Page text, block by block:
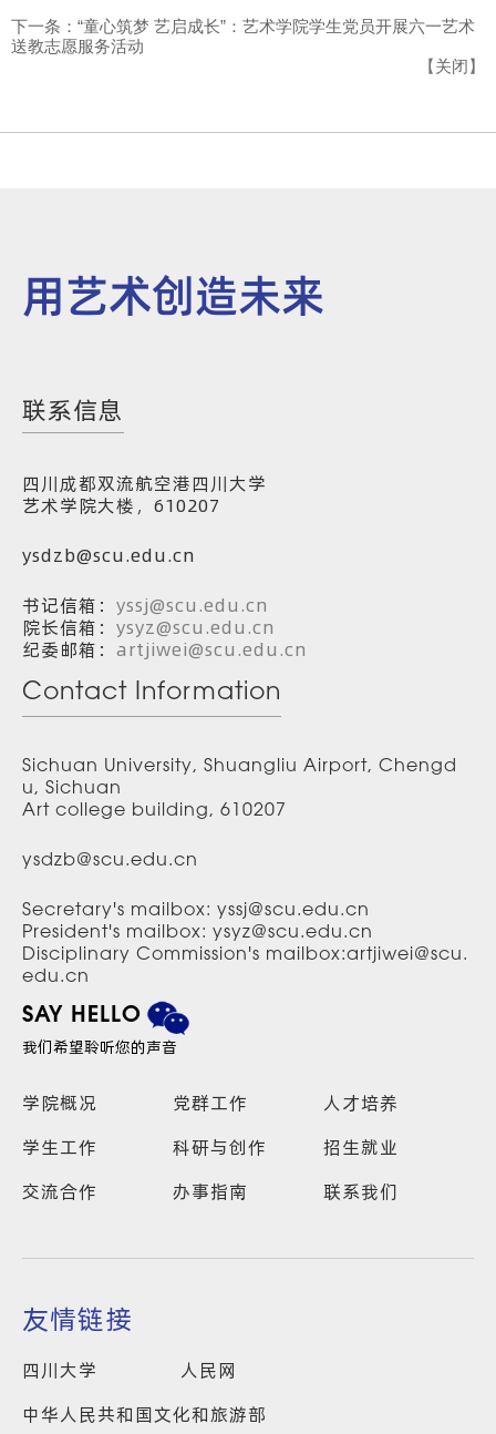
下一条：“童心筑梦 艺启成长”：艺术学院学生党员开展六一艺术
送教志愿服务活动
【关闭】
用艺术创造未来
联系信息
四川成都双流航空港四川大学
艺术学院大楼，610207
ysdzb@scu.edu.cn
书记信箱： yssj@scu.edu.cn
院长信箱： ysyz@scu.edu.cn
纪委邮箱： artjiwei@scu.edu.cn
Contact Information
Sichuan University, Shuangliu Airport, Chengd
u, Sichuan
Art college building, 610207
ysdzb@scu.edu.cn
Secretary's mailbox: yssj@scu.edu.cn
President's mailbox: ysyz@scu.edu.cn
Disciplinary Commission's mailbox:artjiwei@scu.
edu.cn
SAY HELLO
我们希望聆听您的声音
学院概况 党群工作
人才培养
学生工作
科研与创作
招生就业
交流合作
办事指南 联系我们
友情链接
四川大学
人民网
中华人民共和国文化和旅游部